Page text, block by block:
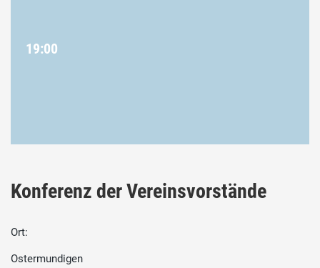
19:00
Konferenz der Vereinsvorstände
Ort:
Ostermundigen